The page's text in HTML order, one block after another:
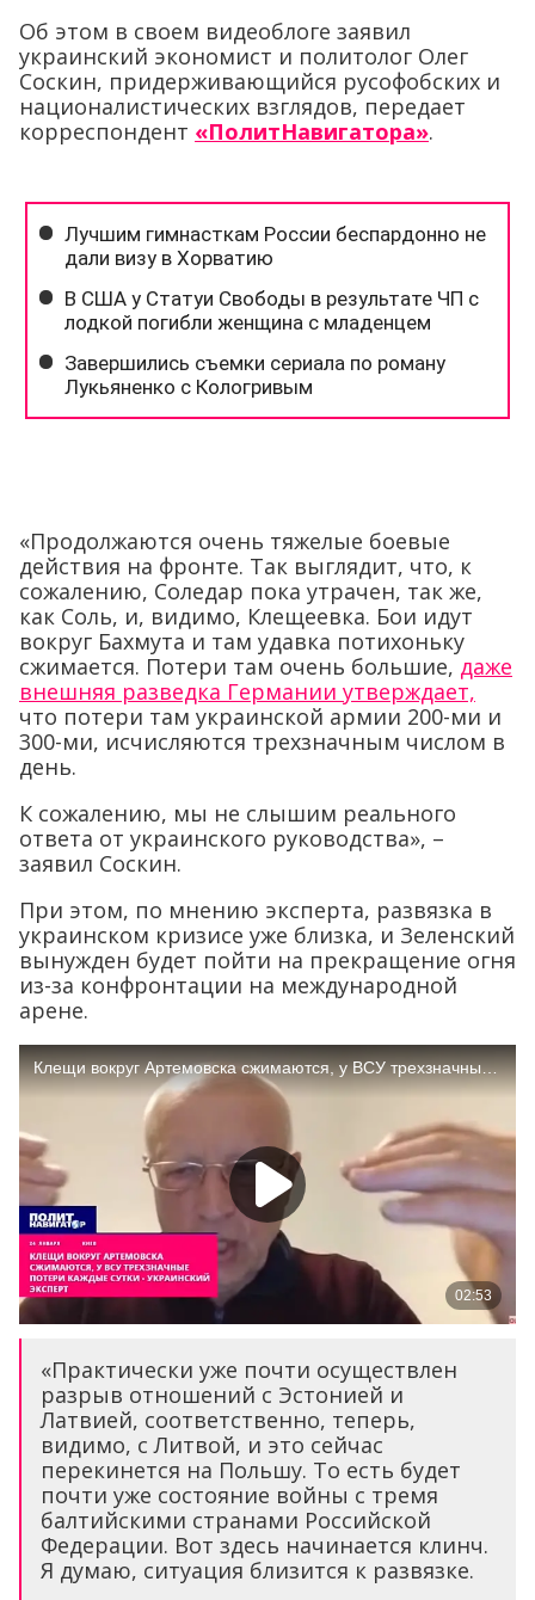
Об этом в своем видеоблоге заявил
украинский экономист и политолог Олег
Соскин, придерживающийся русофобских и
националистических взглядов, передает
корреспондент «ПолитНавигатора».
«Продолжаются очень тяжелые боевые
действия на фронте. Так выглядит, что, к
сожалению, Соледар пока утрачен, так же,
как Соль, и, видимо, Клещеевка. Бои идут
вокруг Бахмута и там удавка потихоньку
сжимается. Потери там очень большие, даже
внешняя разведка Германии утверждает,
что потери там украинской армии 200-ми и
300-ми, исчисляются трехзначным числом в
день.
К сожалению, мы не слышим реального
ответа от украинского руководства», –
заявил Соскин.
При этом, по мнению эксперта, развязка в
украинском кризисе уже близка, и Зеленский
вынужден будет пойти на прекращение огня
из-за конфронтации на международной
арене.
«Практически уже почти осуществлен
разрыв отношений с Эстонией и
Латвией, соответственно, теперь,
видимо, с Литвой, и это сейчас
перекинется на Польшу. То есть будет
почти уже состояние войны с тремя
балтийскими странами Российской
Федерации. Вот здесь начинается клинч.
Я думаю, ситуация близится к развязке.